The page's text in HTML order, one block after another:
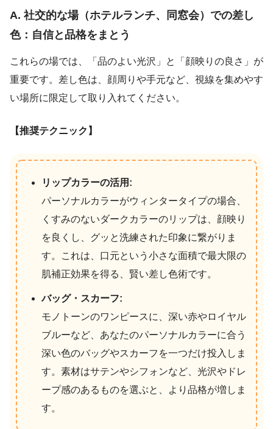
A. 社交的な場（ホテルランチ、同窓会）での差し
色： 自信と品格をまとう
これらの場では、「品のよい光沢」と「顔映りの良さ」が
重要です。差し色は、顔周りや手元など、視線を集めやす
い場所に限定して取り入れてください。
【推奨テクニック】
リップカラーの活用:
パーソナルカラーがウィンタータイプの場合、
くすみのないダークカラーのリップは、顔映り
を良くし、グッと洗練された印象に繋がりま
す。これは、口元という小さな面積で最大限の
肌補正効果を得る、賢い差し色術です。
バッグ・スカーフ:
モノトーンのワンピースに、深い赤やロイヤル
ブルーなど、あなたのパーソナルカラーに合う
深い色のバッグやスカーフを一つだけ投入しま
す。素材はサテンやシフォンなど、光沢やドレ
ープ感のあるものを選ぶと、より品格が増しま
す。